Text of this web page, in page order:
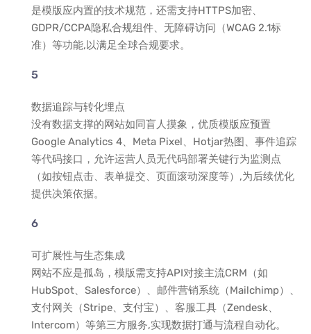
是模版应内置的技术规范，还需支持HTTPS加密、
GDPR/CCPA隐私合规组件、无障碍访问（WCAG 2.1标
准）等功能,以满足全球合规要求。
数据追踪与转化埋点
没有数据支撑的网站如同盲人摸象，优质模版应预置
Google Analytics 4、Meta Pixel、Hotjar热图、事件追踪
等代码接口，允许运营人员无代码部署关键行为监测点
（如按钮点击、表单提交、页面滚动深度等）,为后续优化
提供决策依据。
可扩展性与生态集成
网站不应是孤岛，模版需支持API对接主流CRM（如
HubSpot、Salesforce）、邮件营销系统（Mailchimp）、
支付网关（Stripe、支付宝）、客服工具（Zendesk、
Intercom）等第三方服务,实现数据打通与流程自动化。